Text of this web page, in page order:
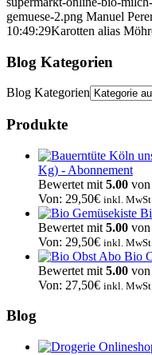
gemuese-2.png Manuel
10:49:29Karotten alias
Blog Kategorien
Blog Kategorien
Produkte
Kg) - Abonnement
Bewertet mit 5.00
Von: 29,50€ inkl.
Bewertet mit 5.00
Von: 29,50€ inkl.
Bio
Bewertet mit 5.00
Von: 27,50€ inkl.
Blog